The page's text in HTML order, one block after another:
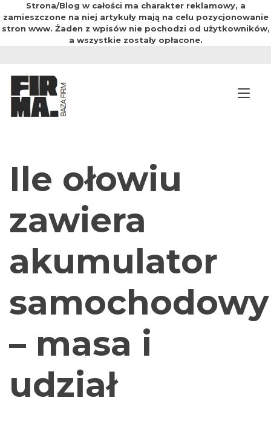
Strona/Blog w całości ma charakter reklamowy, a
zamieszczone na niej artykuły mają na celu pozycjonowanie
stron www. Żaden z wpisów nie pochodzi od użytkowników,
a wszystkie zostały opłacone.
treści
Ile ołowiu
zawiera
akumulator
samochodowy
– masa i
udział